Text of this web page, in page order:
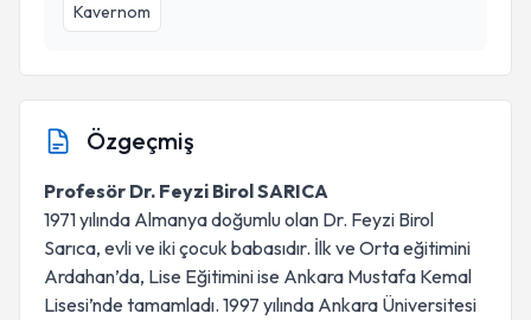
Kavernom
Özgeçmiş
Profesör Dr. Feyzi Birol SARICA
1971 yılında Almanya doğumlu olan Dr. Feyzi Birol
Sarıca, evli ve iki çocuk babasıdır. İlk ve Orta eğitimini
Ardahan’da, Lise Eğitimini ise Ankara Mustafa Kemal
Lisesi’nde tamamladı. 1997 yılında Ankara Üniversitesi